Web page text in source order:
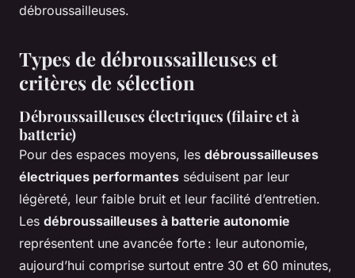
débroussailleuses.
Types de débroussailleuses et
critères de sélection
Débroussailleuses électriques (filaire et à
batterie)
Pour des espaces moyens, les débroussailleuses
électriques performantes séduisent par leur
légèreté, leur faible bruit et leur facilité d’entretien.
Les débroussailleuses à batterie autonomie
représentent une avancée forte : leur autonomie,
aujourd’hui comprise surtout entre 30 et 60 minutes,